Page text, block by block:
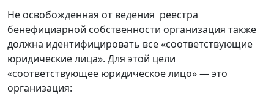
Не освобожденная от ведения реестра
бенефициарной собственности организация также
должна идентифицировать все «соответствующие
юридические лица». Для этой цели
«соответствующее юридическое лицо» — это
организация: